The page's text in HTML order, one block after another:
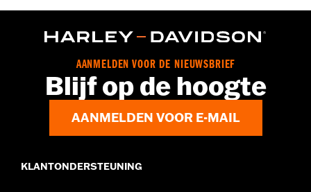
Functionele features:Waterdicht,Getapete naden,
GARANTIE:2 jaar beperkte garantie – Ga naarwww.h-
d.com/warrantyvoor meer informatie
Herkomst:Geïmporteerd
AANMELDEN VOOR DE NIEUWSBRIEF
Blijf op de hoogte
AANMELDEN VOOR E-MAIL
KLANTONDERSTEUNING